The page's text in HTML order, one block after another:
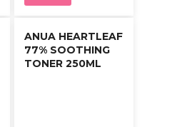
ANUA HEARTLEAF
77% SOOTHING
TONER 250ML